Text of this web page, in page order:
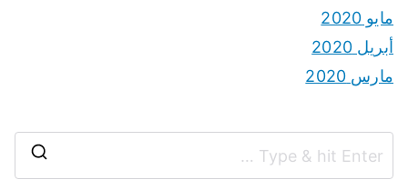
مايو 2020
أبريل 2020
مارس 2020